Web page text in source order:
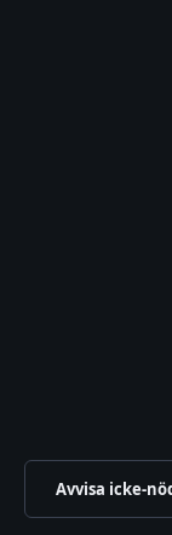
Avvisa icke-